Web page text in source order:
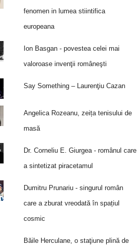
fenomen in lumea stiintifica
europeana
Ion Basgan - povestea celei mai
valoroase invenţii româneşti
Say Something – Laurenţiu Cazan
Angelica Rozeanu, zeița tenisului de
masă
Dr. Corneliu E. Giurgea - românul care
a sintetizat piracetamul
Dumitru Prunariu - singurul român
care a zburat vreodată în spațiul
cosmic
Băile Herculane, o staţiune plină de